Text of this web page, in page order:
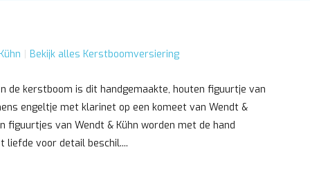
Bekijk alles Kerstboomversiering
de kerstboom is dit handgemaakte, houten figuurtje van
engeltje met klarinet op een komeet van Wendt &
figuurtjes van Wendt & Kühn worden met de hand
liefde voor detail beschil....